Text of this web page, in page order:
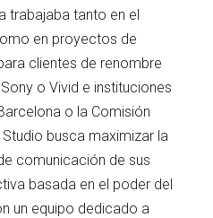
trabajaba tanto en el
en proyectos de
clientes de renombre
o Vivid e instituciones
o la Comisión
busca maximizar la
comunicación de sus
basada en el poder del
un equipo dedicado a